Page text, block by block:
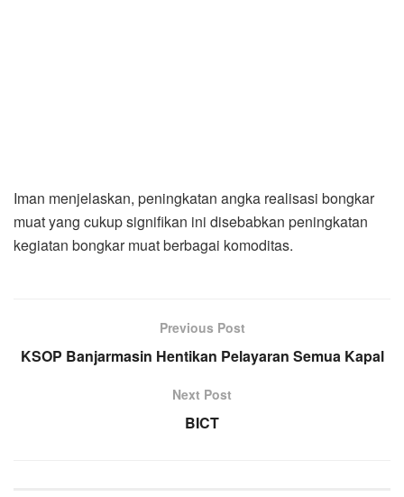
Iman menjelaskan, peningkatan angka realisasi bongkar
muat yang cukup signifikan ini disebabkan peningkatan
kegiatan bongkar muat berbagai komoditas.
Previous Post
KSOP Banjarmasin Hentikan Pelayaran Semua Kapal
Next Post
BICT